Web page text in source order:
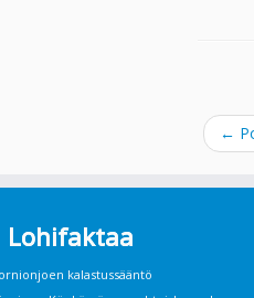
←
Lohifaktaa
kalastussääntö